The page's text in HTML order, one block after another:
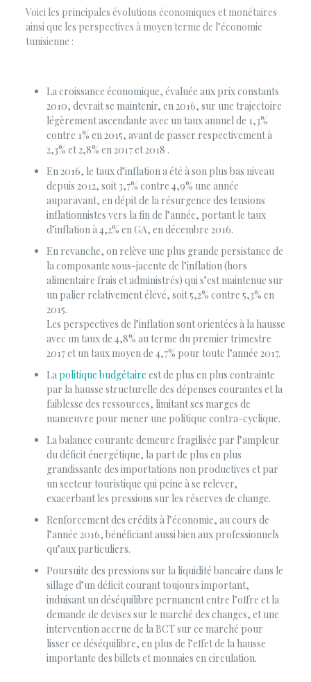
Voici les principales évolutions économiques et monétaires
ainsi que les perspectives à moyen terme de l’économie
tunisienne :
La croissance économique, évaluée aux prix constants
2010, devrait se maintenir, en 2016, sur une trajectoire
légèrement ascendante avec un taux annuel de 1,3%
contre 1% en 2015, avant de passer respectivement à
2,3% et 2,8% en 2017 et 2018 .
En 2016, le taux d’inflation a été à son plus bas niveau
depuis 2012, soit 3,7% contre 4,9% une année
auparavant, en dépit de la résurgence des tensions
inflationnistes vers la fin de l’année, portant le taux
d’inflation à 4,2% en GA, en décembre 2016.
En revanche, on relève une plus grande persistance de
la composante sous-jacente de l’inflation (hors
alimentaire frais et administrés) qui s’est maintenue sur
un palier relativement élevé, soit 5,2% contre 5,3% en
2015.
Les perspectives de l’inflation sont orientées à la hausse
avec un taux de 4,8% au terme du premier trimestre
2017 et un taux moyen de 4,7% pour toute l’année 2017.
La politique budgétaire est de plus en plus contrainte
par la hausse structurelle des dépenses courantes et la
faiblesse des ressources, limitant ses marges de
manœuvre pour mener une politique contra-cyclique.
La balance courante demeure fragilisée par l’ampleur
du déficit énergétique, la part de plus en plus
grandissante des importations non productives et par
un secteur touristique qui peine à se relever,
exacerbant les pressions sur les réserves de change.
Renforcement des crédits à l’économie, au cours de
l’année 2016, bénéficiant aussi bien aux professionnels
qu’aux particuliers.
Poursuite des pressions sur la liquidité bancaire dans le
sillage d’un déficit courant toujours important,
induisant un déséquilibre permanent entre l’offre et la
demande de devises sur le marché des changes, et une
intervention accrue de la BCT sur ce marché pour
lisser ce déséquilibre, en plus de l’effet de la hausse
importante des billets et monnaies en circulation.